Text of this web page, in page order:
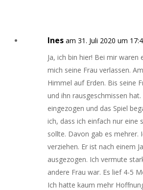
Ines am 31. Juli 2020 um
Ja, ich bin hier! Bei mir waren
mich seine Frau verlassen.
Himmel auf Erden. Bis seine
und ihn rausgeschmissen
eingezogen und das Spiel
ich, dass ich einfach nur eine
sollte. Davon gab es mehrer.
verziehen. Er ist nach einem
ausgezogen. Ich vermute
andere Frau war. Es lief 4-5
Ich hatte kaum mehr